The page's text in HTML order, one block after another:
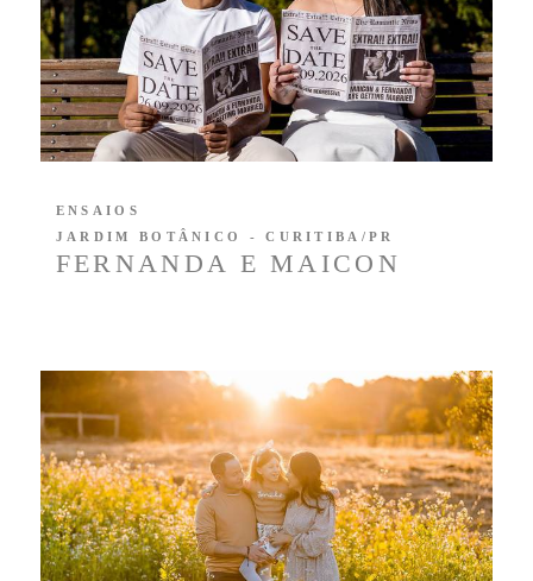
FERNANDA E MAICON
ENSAIOS
JARDIM BOTÂNICO - CURITIBA/PR